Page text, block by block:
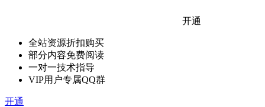
开通
全站资源折扣购买
部分内容免费阅读
一对一技术指导
VIP用户专属QQ群
开通